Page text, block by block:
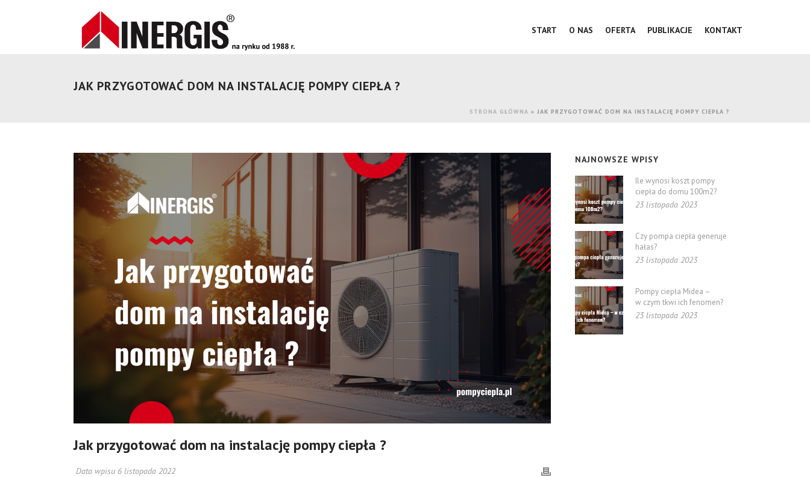
START O NAS OFERTA PUBLIKACJE KONTAKT
JAK PRZYGOTOWAĆ DOM NA INSTALACJĘ POMPY CIEPŁA ?
STRONA GŁÓWNA » JAK PRZYGOTOWAĆ DOM NA INSTALACJĘ POMPY CIEPŁA ?
Jak przygotować dom na instalację pompy ciepła ?
Data wpisu 6 listopada 2022
NAJNOWSZE WPISY
Ile wynosi koszt pompy
ciepła do domu 100m2?
23 listopada 2023
Czy pompa ciepła generuje
hałas?
23 listopada 2023
Pompy ciepła Midea –
w czym tkwi ich fenomen?
23 listopada 2023